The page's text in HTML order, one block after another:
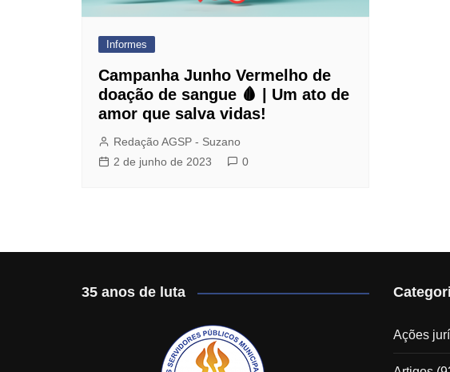
Jurídico
Mafisa Turismo
Mogidonto
New Saúde Leader
Óticas Carol
Planos de Saúde
Informes
Campanha Junho Vermelho de
doação de sangue 🩸 | Um ato de
amor que salva vidas!
Redação AGSP - Suzano
2 de junho de 2023
0
35 anos de luta
Ações